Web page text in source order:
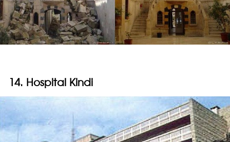
14. Hospital Kindi